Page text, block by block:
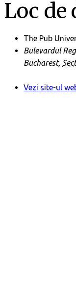
Loc de
The Pub
Bulevardul
Bucharest,
Vezi site-ul